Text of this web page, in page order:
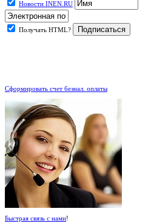
Новости INEN.RU
Получать HTML?
Сформировать счет безнал. оплаты
Быстрая связь с нами!